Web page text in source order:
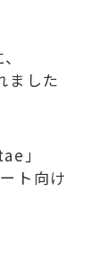
ました
」
ト向け